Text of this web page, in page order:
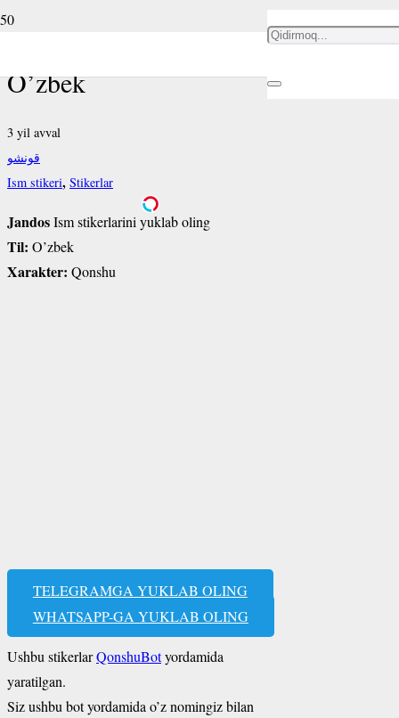
O’zbek
3 yil avval
قونشو
Ism stikeri, Stikerlar
JandosIsm stikerlarini yuklab oling
Til: O’zbek
Xarakter: Qonshu
TELEGRAMGA YUKLAB OLING
WHATSAPP-GA YUKLAB OLING
Ushbu stikerlarQonshuBotyordamida
yaratilgan.
Siz ushbu bot yordamida o’z nomingiz bilan